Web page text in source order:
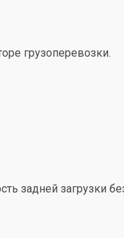
грузоперевозки.
задней загрузки